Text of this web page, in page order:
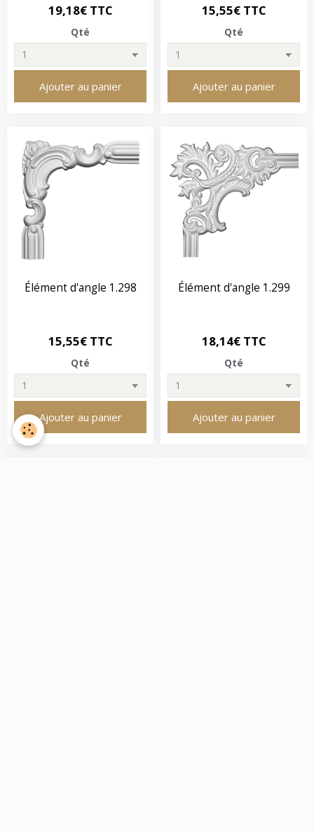
19,18€ TTC
Qté
Ajouter au panier
15,55€ TTC
Qté
Ajouter au panier
Élément d'angle 1.298
15,55€ TTC
Qté
Ajouter au panier
Élément d'angle 1.299
18,14€ TTC
Qté
Ajouter au panier